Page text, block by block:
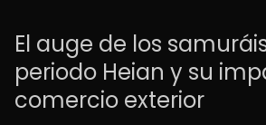
El auge de los
periodo Heian y su
comercio exterior